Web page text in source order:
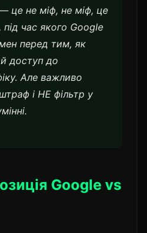
це не міф, не міф, це
час якого Google
перед тим, як
доступ до
Але важливо
і НЕ фільтр у
Google vs